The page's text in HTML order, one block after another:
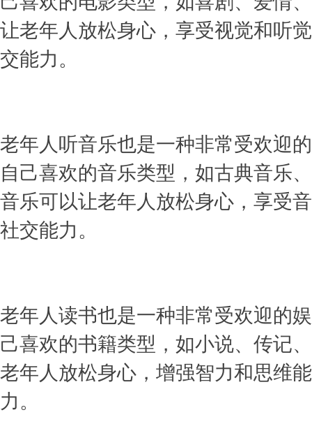
让老年人放松身心，享受视觉和听
交能力。
老年人听音乐也是一种非常受欢迎
自己喜欢的音乐类型，如古典音乐
音乐可以让老年人放松身心，享受
社交能力。
老年人读书也是一种非常受欢迎的
己喜欢的书籍类型，如小说、传记
老年人放松身心，增强智力和思维
力。